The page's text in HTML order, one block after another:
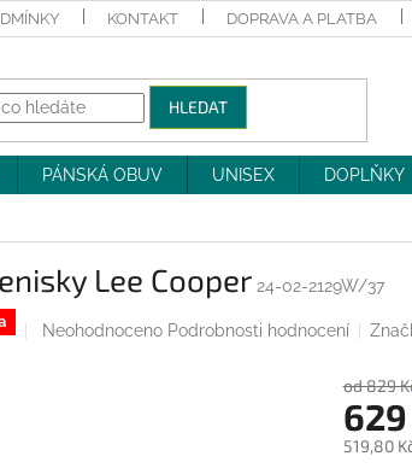
KONTAKT DOPRAVA A PLATBA
HLEDAT
PÁNSKÁ OBUV UNISEX DOPLŇKY
Lee Cooper 24-02-2129W/37
Průměrné
Neohodnoceno Podrobnosti hodnocení
od 829
629
519,80